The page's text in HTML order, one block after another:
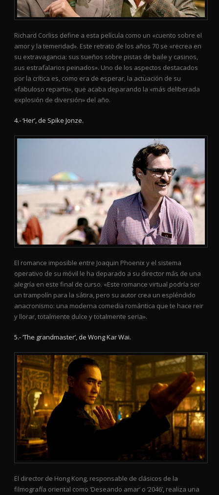
Richard Corliss define a esta película como un «cuento sobre el
amor y la temeridad». Este retrato de los años 70 se «recrea en
su extravagancia: sus sueños sobre pistas de baile y casinos,
sus estrafalarios peinados». Uno de los aspectos destacados
por la crítica es, como era de esperar, la actuación de su
«fabuloso reparto», que acaba deparando la «más deliberada
explosión de diversión» del año.
4.- ‘Her’, de Spike Jonze.
El romance imposible entre Joaquin Phoenix y el sistema
operativo de su móvil le ha deparado a su director más de una
alegría en este final de curso. «Este romance virtual podría ser
un trampolín para la sátira, pero su autor crea un espléndido
anacronismo: una moderna comedia romántica que te hace reir
y llorar, totalmente dulce y totalmente seria».
5.- ‘The grandmaster’, de Wong Kar Wai.
El director de Hong Kong, responsable de clásicos de la
filmografía oriental como ‘Deseando amar’ o ‘2046’, realiza una